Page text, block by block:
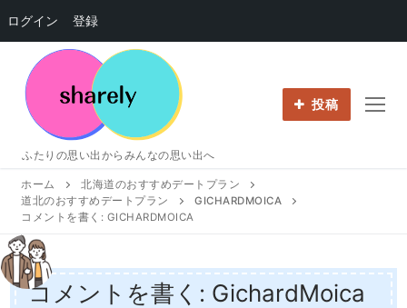
ログイン 登録
ッ
プ
ふたりの思い出からみんなの思い出へ
投稿
ホーム
北海道のおすすめデートプラン
道北のおすすめデートプラン
GICHARDMOICA
コメントを書く: GICHARDMOICA
コメントを書く: GichardMoica